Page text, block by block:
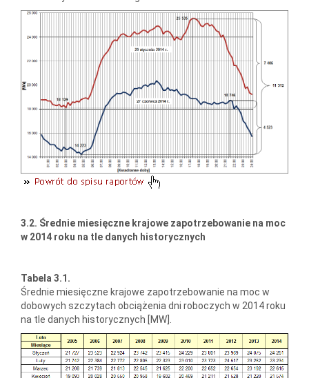
3.2. Średnie miesięczne krajowe zapotrzebowanie na moc
w 2014 roku na tle danych historycznych
Tabela 3.1.
Średnie miesięczne krajowe zapotrzebowanie na moc w
dobowych szczytach obciążenia dni roboczych w 2014 roku
na tle danych historycznych [MW].